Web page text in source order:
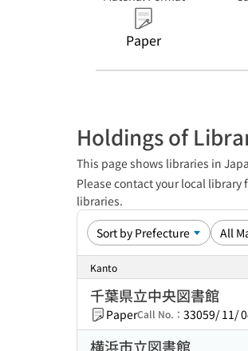
Paper
Holdings of
This page shows libraries in
Please contact your local
libraries.
Kanto
千葉県立中央図書館
PaperCall No.： 33059/ 11/
横浜市立図書館